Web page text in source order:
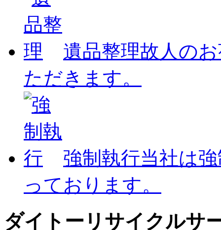
遺品整理故人の
ただきます。
強制執行当社は
っております。
ダイトーリサイクルサ